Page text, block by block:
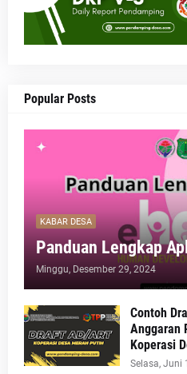
Popular Posts
KABAR DESA
Panduan Lengkap
Minggu, Desember 29, 2024
Contoh
Anggaran
Koperasi
Selasa, Juni